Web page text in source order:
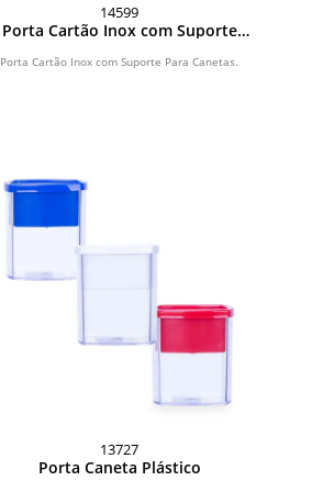
14599
Porta Cartão Inox com Suporte
Porta Cartão Inox com Suporte Para Canetas.
13727
Porta Caneta Plástico